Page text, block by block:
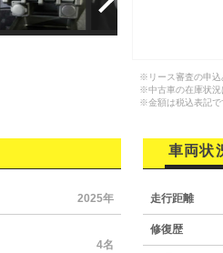
※リース審査の申込
※中古車の在庫状況
※金額は税込表記で
2025年
4名
車両状
走行距離
修復歴